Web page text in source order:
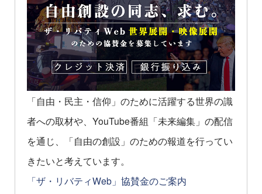
「自由・民主・信仰」のために活躍する世界の識
者への取材や、YouTube番組「未来編集」の配信
を通じ、「自由の創設」のための報道を行ってい
きたいと考えています。
「ザ・リバティWeb」協賛金のご案内